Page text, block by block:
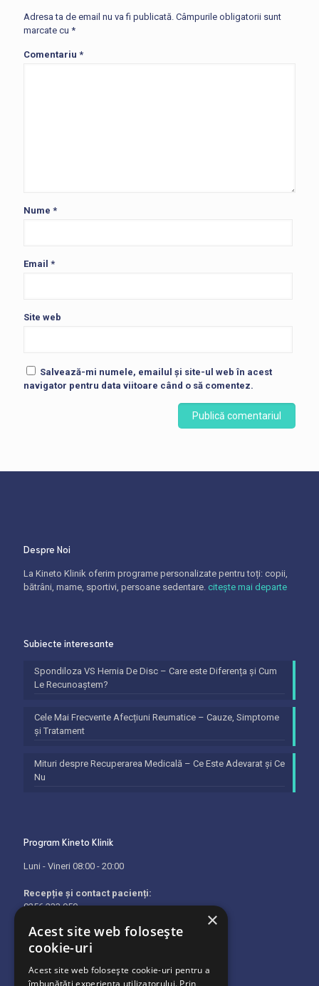
Adresa ta de email nu va fi publicată. Câmpurile obligatorii sunt
marcate cu *
Comentariu *
Nume *
Email *
Site web
Salvează-mi numele, emailul și site-ul web în acest
navigator pentru data viitoare când o să comentez.
Despre Noi
La Kineto Klinik oferim programe personalizate pentru toți: copii,
bătrâni, mame, sportivi, persoane sedentare. citește mai departe
Subiecte interesante
Spondiloza VS Hernia De Disc – Care este Diferența și Cum
Le Recunoaștem?
Cele Mai Frecvente Afecțiuni Reumatice – Cauze, Simptome
și Tratament
Mituri despre Recuperarea Medicală – Ce Este Adevarat și Ce
Nu
Program Kineto Klinik
Luni - Vineri 08:00 - 20:00
Recepție și contact pacienți:
0256 233 950
Programare telefonică:
0736 624 850
Politica de utilizare a cookie-urilor
×
Acest site web folosește
cookie-uri
Acest site web folosește cookie-uri pentru a
îmbunătăți experiența utilizatorului. Prin